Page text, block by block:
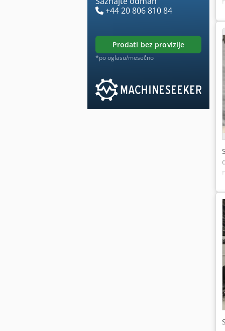
+44 20 806 810 84
prodati bez provizije
*po oglasu/mesečno